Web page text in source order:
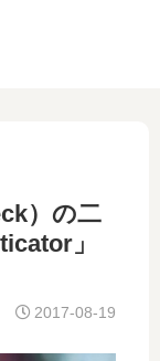
）の二
」
2017-08-19